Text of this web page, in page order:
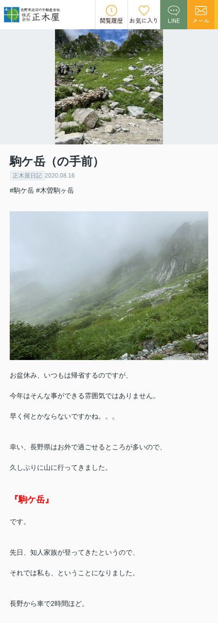
閲覧履歴 お気に入り LINE メール
駒ケ岳（の手前）
正木屋日記 2020.08.16
#駒ケ岳 #木曽駒ヶ岳
お盆休み、いつもは帰省するのですが、
今年はそんな事ができる雰囲気ではありません。
早く何とかならないですかね。。。
幸い、長野県はお外で過ごせるところが多いので、
久しぶりに山に行ってきました。
『駒ケ岳』
です。
先日、知人家族が登ってきたというので、
それでは私も、ということになりました。
長野から車で2時間ほど。